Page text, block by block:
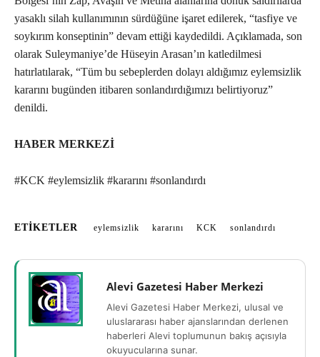
yasaklı silah kullanımının sürdüğüne işaret edilerek, “tasfiye ve
soykırım konseptinin” devam ettiği kaydedildi. Açıklamada, son
olarak Suleymaniye’de Hüseyin Arasan’ın katledilmesi
hatırlatılarak, “Tüm bu sebeplerden dolayı aldığımız eylemsizlik
kararını bugünden itibaren sonlandırdığımızı belirtiyoruz”
denildi.
HABER MERKEZİ
#KCK #eylemsizlik #kararını #sonlandırdı
ETIKETLER eylemsizlik kararını KCK sonlandırdı
Alevi Gazetesi Haber Merkezi
Alevi Gazetesi Haber Merkezi, ulusal ve
uluslararası haber ajanslarından derlenen
haberleri Alevi toplumunun bakış açısıyla
okuyucularına sunar.